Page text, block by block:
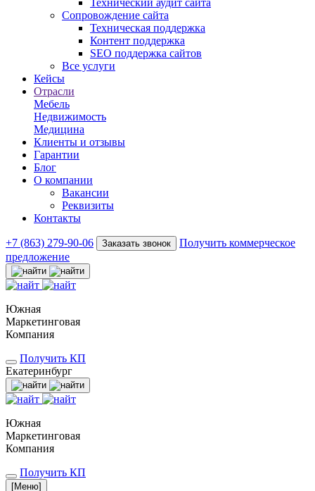
Технический аудит сайта
Сопровождение сайта
Техническая поддержка
Контент поддержка
SEO поддержка сайтов
Все услуги
Кейсы
Отрасли
Мебель
Недвижимость
Медицина
Клиенты и отзывы
Гарантии
Блог
О компании
Вакансии
Реквизиты
Контакты
+7 (863) 279-90-06 Заказать звонок
Получить коммерческое
предложение
Южная
Маркетинговая
Компания
Получить КП
Екатеринбург
Южная
Маркетинговая
Компания
Получить КП
[Меню]